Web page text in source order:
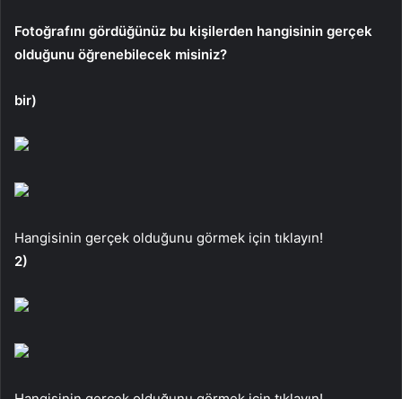
Fotoğrafını gördüğünüz bu kişilerden hangisinin gerçek
olduğunu öğrenebilecek misiniz?
bir)
Hangisinin gerçek olduğunu görmek için tıklayın!
2)